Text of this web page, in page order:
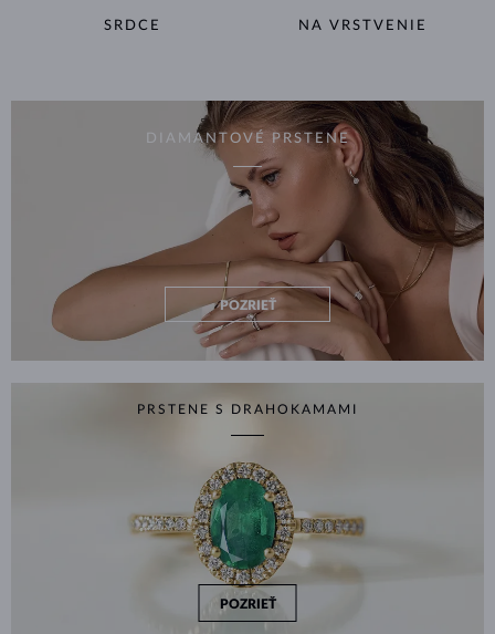
SRDCE NA VRSTVENIE
DIAMANTOVÉ PRSTENE
POZRIEŤ
PRSTENE S DRAHOKAMAMI
POZRIEŤ